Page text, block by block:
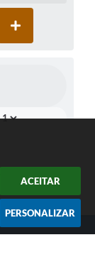
ACEITAR
PERSONALIZAR